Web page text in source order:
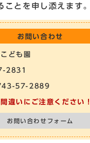
ことを申し添えます。
お問い合わせ
ども園
2831
57-2889
違いにご注意ください！
お問い合わせフォーム